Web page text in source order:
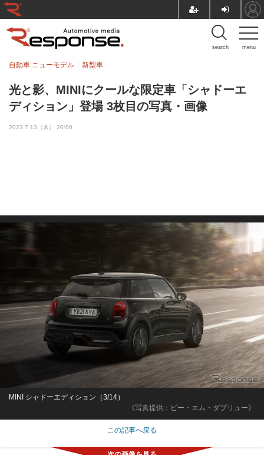
menu
search
光と影、MINIにクールな限定車「シャドーエ
ディション」登場 3枚目の写真・画像
自動車 ニューモデル 新型車
2023.7.13（木） 20:00
《写真提供：ビー・エム・ダブリュー》
MINI シャドーエディション（3/14）
この記事へ戻る